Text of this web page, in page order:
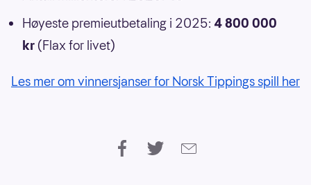
Høyeste premieutbetaling i 2025: 4 800 000
kr (Flax for livet)
Les mer om vinnersjanser for Norsk Tippings spill her